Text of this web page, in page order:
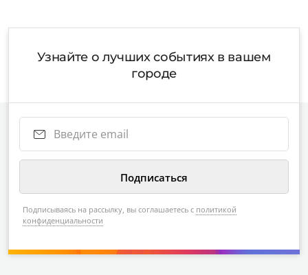
Узнайте о лучших событиях в вашем
городе
Подписываясь на рассылку, вы соглашаетесь с политикой
конфиденциальности